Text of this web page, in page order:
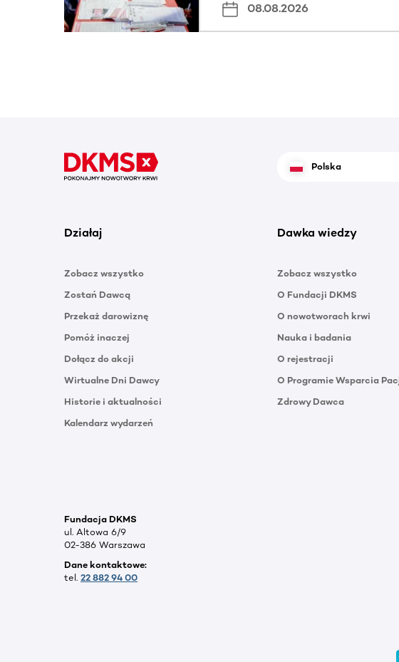
08.08.2026
Polska
Działaj
Zobacz wszystko
Zostań Dawcą
Przekaż darowiznę
Pomóż inaczej
Dołącz do akcji
Wirtualne Dni Dawcy
Historie i aktualności
Kalendarz wydarzeń
Dawka wiedzy
Zobacz wszystko
O Fundacji DKMS
O nowotworach krwi
Nauka i badania
O rejestracji
O Programie Wsparcia
Zdrowy Dawca
Fundacja DKMS
ul. Altowa 6/9
02-386 Warszawa
Dane kontaktowe:
tel. 22 882 94 00